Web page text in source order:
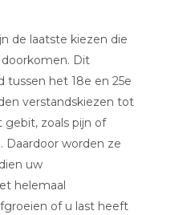
de laatste kiezen die
Dit
het 18e en 25e
verstandskiezen tot
zoals pijn of
Daardoor worden ze
uw
helemaal
of u last heeft